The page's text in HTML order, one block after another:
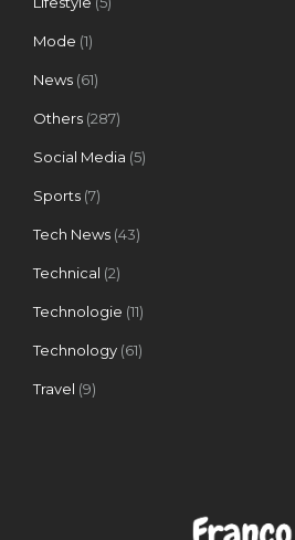
Mode (1)
News (61)
Others (287)
Social Media (5)
Sports (7)
Tech News (43)
Technical (2)
Technologie (11)
Technology (61)
Travel (9)